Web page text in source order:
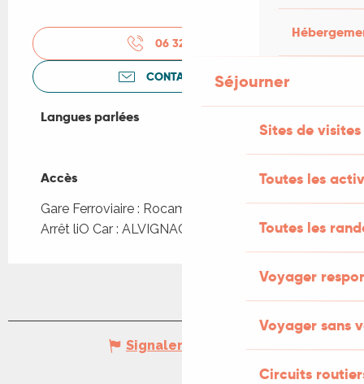
Séjourner
Sites de visites
Toutes les
Toutes les
Voyager
Voyager sans
Circuits
06 32 77 66
CONTACTEZ-NOUS
Langues parlées
Langues parlées
Accès
Accès
Gare Ferroviaire : Rocamadour - Padirac à 5km
Arrêt liO Car : ALVIGNAC - Casino à 2km
Signaler une erreur